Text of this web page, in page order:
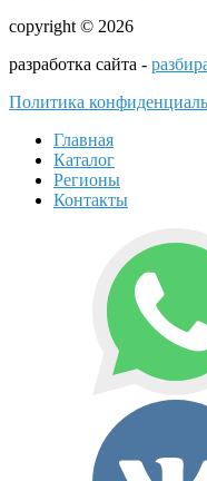
copyright © 2026
разработка сайта -
Политика
Главная
Каталог
Регионы
Контакты